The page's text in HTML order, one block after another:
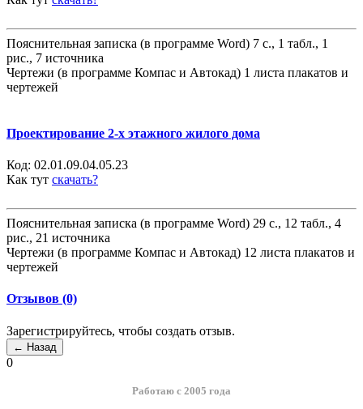
Пояснительная записка (в программе Word) 7 с., 1 табл., 1
рис., 7 источника
Чертежи (в программе Компас и Автокад) 1 листа плакатов и
чертежей
Проектирование 2-х этажного жилого дома
Код: 02.01.09.04.05.23
Как тут скачать?
Пояснительная записка (в программе Word) 29 с., 12 табл., 4
рис., 21 источника
Чертежи (в программе Компас и Автокад) 12 листа плакатов и
чертежей
Отзывов (0)
Зарегистрируйтесь, чтобы создать отзыв.
0
Работаю с 2005 года